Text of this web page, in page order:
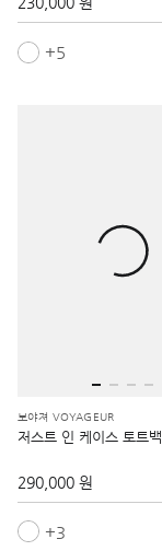
5
보야져 VOYAGEUR
저스트 인 케이스 토트백
290,000 원
3